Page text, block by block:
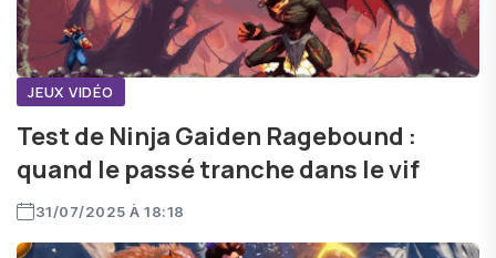
JEUX VIDÉO
Test de Ninja Gaiden Ragebound :
quand le passé tranche dans le vif
31/07/2025 À 18:18